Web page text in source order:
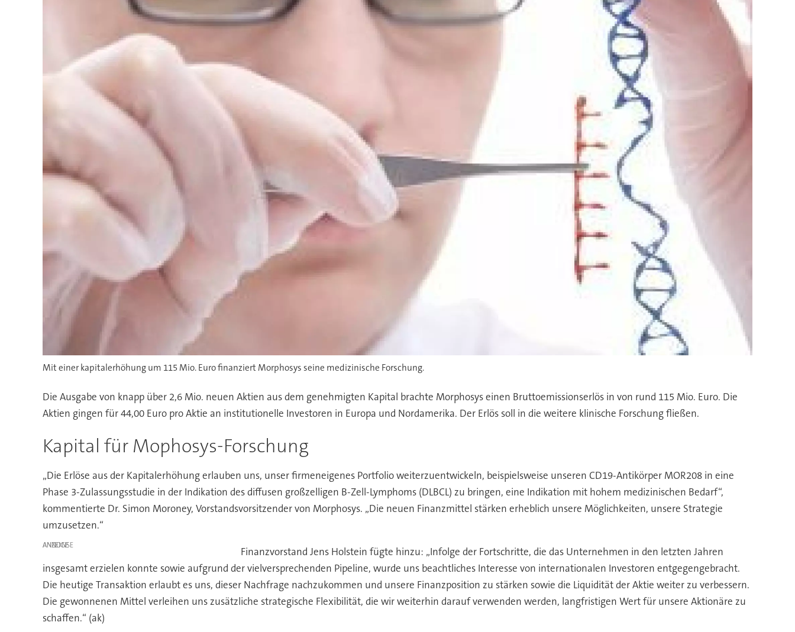
Mit einer kapitalerhöhung um 115 Mio. Euro finanziert Morphosys seine medizinische Forschung.
Die Ausgabe von knapp über 2,6 Mio. neuen Aktien aus dem genehmigten Kapital brachte Morphosys einen Bruttoemissionserlös in von rund 115 Mio. Euro. Die
Aktien gingen für 44,00 Euro pro Aktie an institutionelle Investoren in Europa und Nordamerika. Der Erlös soll in die weitere klinische Forschung fließen.
Kapital für Mophosys-Forschung
„Die Erlöse aus der Kapitalerhöhung erlauben uns, unser firmeneigenes Portfolio weiterzuentwickeln, beispielsweise unseren CD19-Antikörper MOR208 in eine
Phase 3-Zulassungsstudie in der Indikation des diffusen großzelligen B-Zell-Lymphoms (DLBCL) zu bringen, eine Indikation mit hohem medizinischen Bedarf“,
kommentierte Dr. Simon Moroney, Vorstandsvorsitzender von Morphosys. „Die neuen Finanzmittel stärken erheblich unsere Möglichkeiten, unsere Strategie
umzusetzen.“
ANZEIGE
Finanzvorstand Jens Holstein fügte hinzu: „Infolge der Fortschritte, die das Unternehmen in den letzten Jahren
insgesamt erzielen konnte sowie aufgrund der vielversprechenden Pipeline, wurde uns beachtliches Interesse von internationalen Investoren entgegengebracht.
Die heutige Transaktion erlaubt es uns, dieser Nachfrage nachzukommen und unsere Finanzposition zu stärken sowie die Liquidität der Aktie weiter zu verbessern.
Die gewonnenen Mittel verleihen uns zusätzliche strategische Flexibilität, die wir weiterhin darauf verwenden werden, langfristigen Wert für unsere Aktionäre zu
schaffen.“ (ak)